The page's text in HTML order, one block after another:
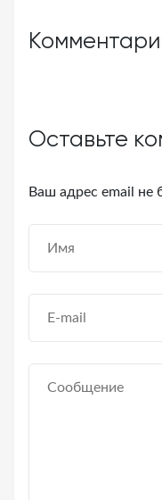
Оставьте
Ваш адрес email не